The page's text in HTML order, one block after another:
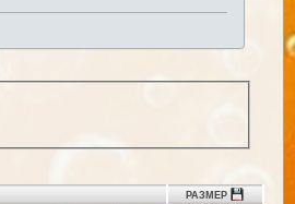
РАЗМЕР